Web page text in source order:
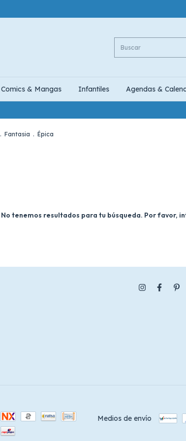
Comics & Mangas Infantiles Agendas &
. Fantasia . Épica
No tenemos resultados para tu búsqueda. Por favor,
Medios de envío